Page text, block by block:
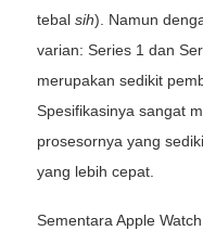
tebal sih). Namun
varian: Series 1 dan
merupakan sedikit
Spesifikasinya sangat
prosesornya yang
yang lebih cepat.
Sementara Apple